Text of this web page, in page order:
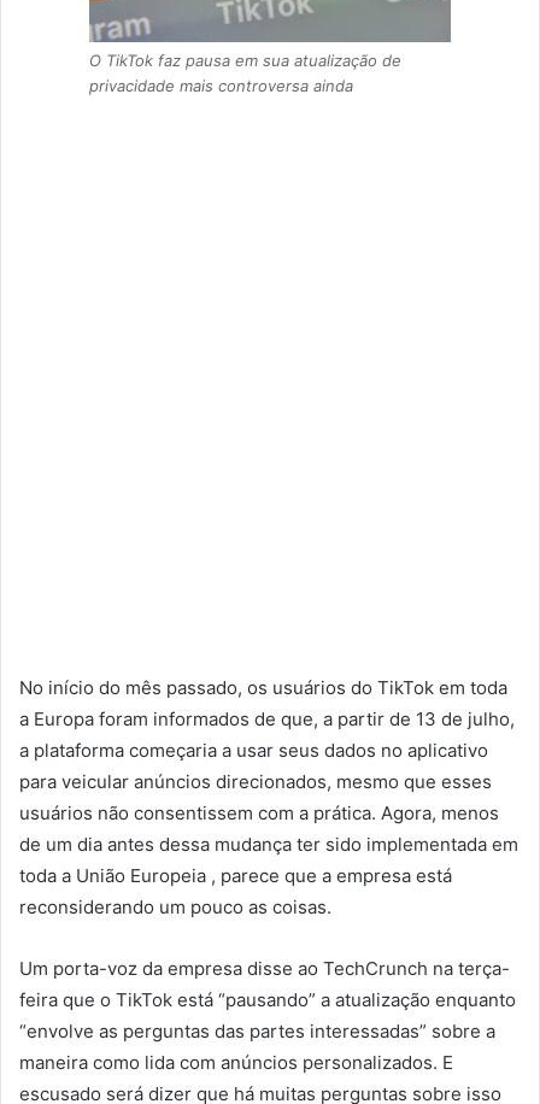
O TikTok faz pausa em sua atualização de
privacidade mais controversa ainda
No início do mês passado, os usuários do TikTok em toda
a Europa foram informados de que, a partir de 13 de julho,
a plataforma começaria a usar seus dados no aplicativo
para veicular anúncios direcionados, mesmo que esses
usuários não consentissem com a prática. Agora, menos
de um dia antes dessa mudança ter sido implementada em
toda a União Europeia , parece que a empresa está
reconsiderando um pouco as coisas.
Um porta-voz da empresa disse ao TechCrunch na terça-
feira que o TikTok está “pausando” a atualização enquanto
“envolve as perguntas das partes interessadas” sobre a
maneira como lida com anúncios personalizados. E
escusado será dizer que há muitas perguntas sobre isso